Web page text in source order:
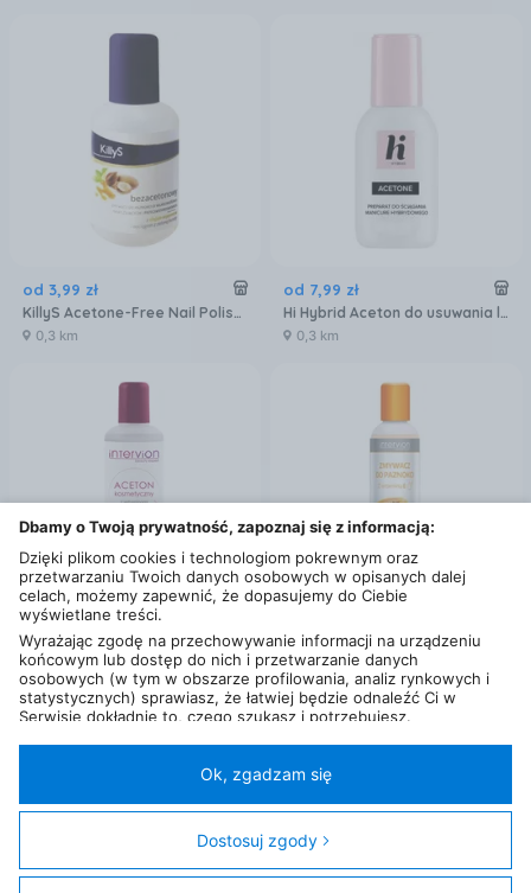
od 3,99 zł
KillyS Acetone-Free Nail Polish Remover Zmywacz do paznokci Olejek Arganowy 50ml
0,3 km
od 7,99 zł
Hi Hybrid Aceton do usuwania lakieru hybrydowego 125ml
0,3 km
od6,39 zł
Inter Vion Cosmetic Acetone aceton kosmetyczny do paznokci 150ml
0,3 km
od6,99 zł
0,3 km
Ceneo.pl sp. z o.o.
Kategorie
Miasta Sklepy FAQ Regulamin
Dbamy o Twoją prywatność, zapoznaj się z informacją:
Dzięki plikom cookies i technologiom pokrewnym oraz
przetwarzaniu Twoich danych osobowych w opisanych dalej
celach, możemy zapewnić, że dopasujemy do Ciebie
wyświetlane treści.
Wyrażając zgodę na przechowywanie informacji na urządzeniu
końcowym lub dostęp do nich i przetwarzanie danych
osobowych (w tym w obszarze profilowania, analiz rynkowych i
statystycznych) sprawiasz, że łatwiej będzie odnaleźć Ci w
Serwisie dokładnie to, czego szukasz i potrzebujesz.
internetowy, dane przeglądania)nasi partnerzy (129 partnerów)
Twoja zgoda jest dobrowolna i obejmuje przetwarzanie danych
osobowych w celach: prezentowania spersonalizowanych treści i
reklam oraz ich pomiaru, tworzenia statystyk, poprawy
funkcjonalności strony, ułatwienia korzystania z naszych stron.
Ok, zgadzam się
Dostosuj zgody